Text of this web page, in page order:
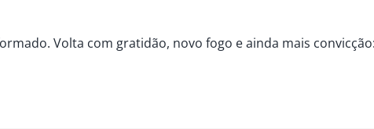
Volta com gratidão, novo fogo e ainda mais convicção: